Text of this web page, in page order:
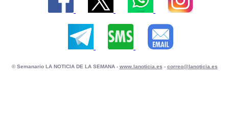
© Semanario LA NOTICIA DE LA SEMANA - www.lanoticia.es - correo@lanoticia.es